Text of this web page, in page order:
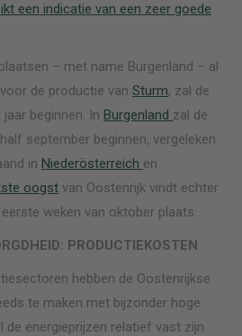
een indicatie van een zeer goede
– met name Burgenland – al
voor de productie van Sturm, zal de
beginnen. In Burgenland zal de
september beginnen, vergeleken
in Niederösterreich en
oogst van Oostenrijk vindt echter
weken van oktober plaats.
PRODUCTIEKOSTEN
hebben de Oostenrijkse
te maken met bijzonder hoge
de energieprijzen relatief vast zijn